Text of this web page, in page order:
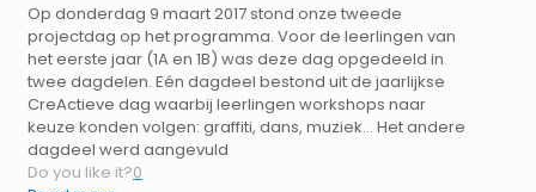
Op donderdag 9 maart 2017 stond onze tweede
projectdag op het programma. Voor de leerlingen van
het eerste jaar (1A en 1B) was deze dag opgedeeld in
twee dagdelen. Eén dagdeel bestond uit de jaarlijkse
CreActieve dag waarbij leerlingen workshops naar
keuze konden volgen: graffiti, dans, muziek… Het andere
dagdeel werd aangevuld
Do you like it?0